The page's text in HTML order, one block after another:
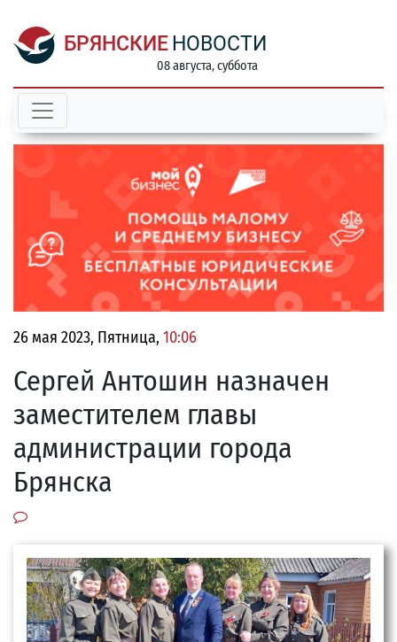
БРЯНСКИЕ НОВОСТИ
08 августа, суббота
26 мая 2023, Пятница, 10:06
Сергей Антошин назначен
заместителем главы
администрации города
Брянска